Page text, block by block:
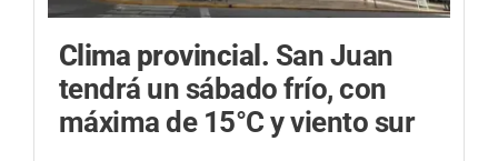
Clima provincial. San Juan
tendrá un sábado frío, con
máxima de 15°C y viento sur